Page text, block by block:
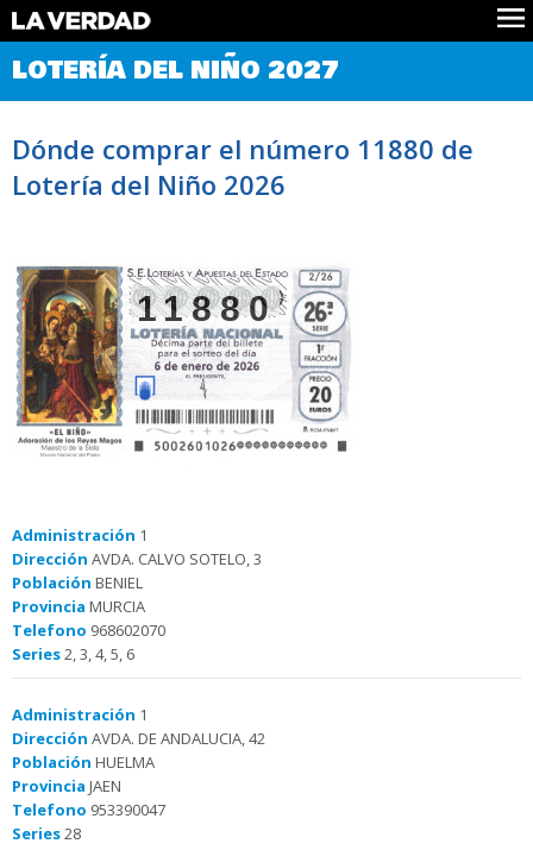
Comprobar Loteria del Niño
Premios
Noticias
Datos
LOTERÍA DEL NIÑO 2027
Dónde comprar el número 11880 de
Lotería del Niño 2026
11880
Administración 1
Dirección AVDA. CALVO SOTELO, 3
Población BENIEL
Provincia MURCIA
Telefono 968602070
Series2, 3, 4, 5, 6
Administración 1
Dirección AVDA. DE ANDALUCIA, 42
Población HUELMA
Provincia JAEN
Telefono 953390047
Series28